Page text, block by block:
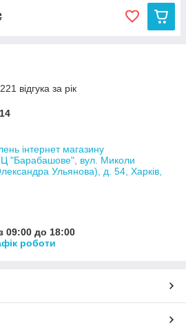
відгука за рік
інтернет магазину
"Барабашове", вул. Миколи
Ульянова), д. 54, Харків,
09:00 до 18:00
роботи